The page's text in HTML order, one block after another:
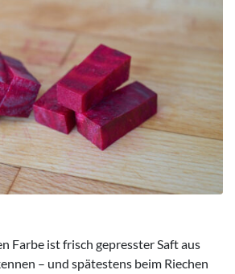
Farbe ist frisch gepresster Saft aus
– und spätestens beim Riechen